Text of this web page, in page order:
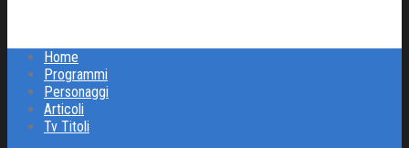
Home
Programmi
Personaggi
Articoli
Tv Titoli